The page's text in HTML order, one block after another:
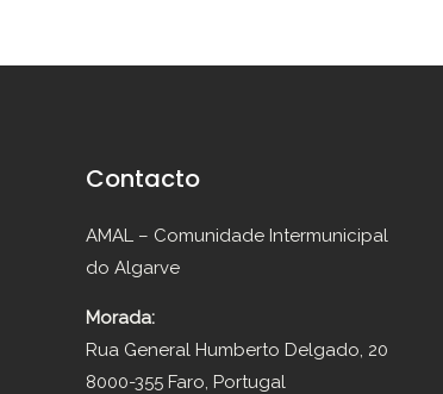
Contacto
AMAL – Comunidade Intermunicipal
do Algarve
Morada:
Rua General Humberto Delgado, 20
8000-355 Faro, Portugal